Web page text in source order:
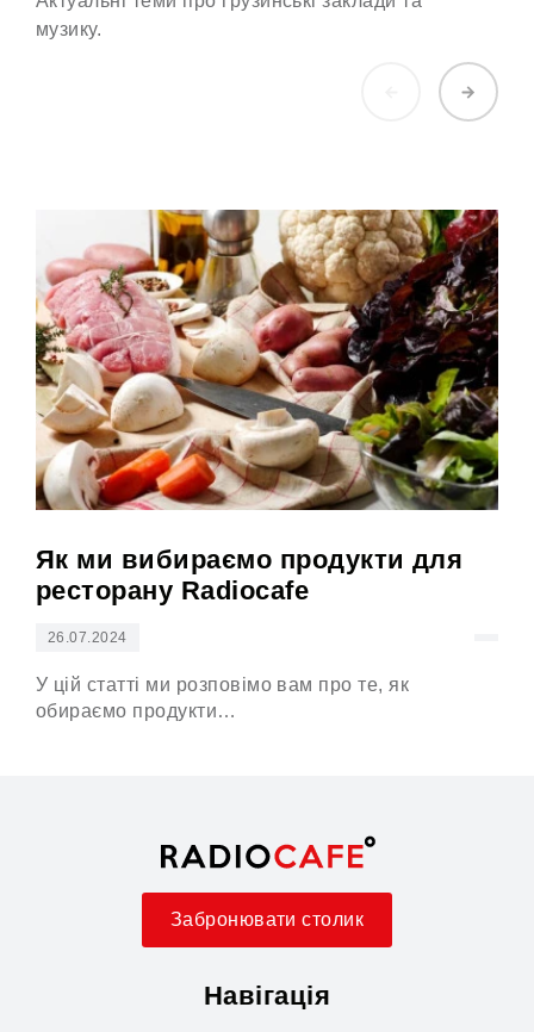
музику.
Як ми вибираємо продукти для
ресторану Radiocafe
26.07.2024
У цій статті ми розповімо вам про те, як
обираємо продукти…
Забронювати столик
Навігація